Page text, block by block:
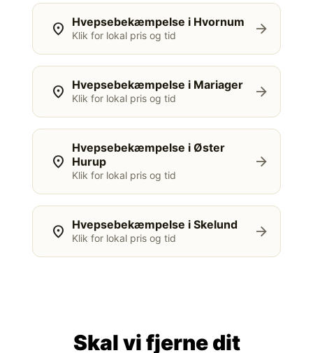
location_on Hvepsebekæmpelse i Hvornum
Klik for lokal pris og tid arrow_forward
location_on Hvepsebekæmpelse i Mariager
Klik for lokal pris og tid arrow_forward
location_on
Hvepsebekæmpelse i Øster
Hurup
Klik for lokal pris og tid
arrow_forward
location_on Hvepsebekæmpelse i Skelund
Klik for lokal pris og tid arrow_forward
Skal vi fjerne dit